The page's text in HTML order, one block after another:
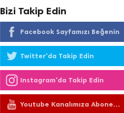
Bizi Takip Edin
Facebook Sayfamızı Beğenin
Twitter'da Takip Edin
Instagram'da Takip Edin
Youtube Kanalımıza Abone